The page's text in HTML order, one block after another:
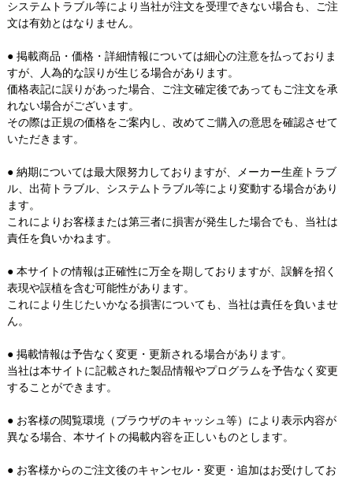
システムトラブル等により当社が注文を受理できない場合も、ご注
文は有効とはなりません。
● 掲載商品・価格・詳細情報については細心の注意を払っておりま
すが、人為的な誤りが生じる場合があります。
価格表記に誤りがあった場合、ご注文確定後であってもご注文を承
れない場合がございます。
その際は正規の価格をご案内し、改めてご購入の意思を確認させて
いただきます。
● 納期については最大限努力しておりますが、メーカー生産トラブ
ル、出荷トラブル、システムトラブル等により変動する場合があり
ます。
これによりお客様または第三者に損害が発生した場合でも、当社は
責任を負いかねます。
● 本サイトの情報は正確性に万全を期しておりますが、誤解を招く
表現や誤植を含む可能性があります。
これにより生じたいかなる損害についても、当社は責任を負いませ
ん。
● 掲載情報は予告なく変更・更新される場合があります。
当社は本サイトに記載された製品情報やプログラムを予告なく変更
することができます。
● お客様の閲覧環境（ブラウザのキャッシュ等）により表示内容が
異なる場合、本サイトの掲載内容を正しいものとします。
● お客様からのご注文後のキャンセル・変更・追加はお受けしてお